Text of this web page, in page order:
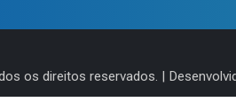
os direitos reservados. |